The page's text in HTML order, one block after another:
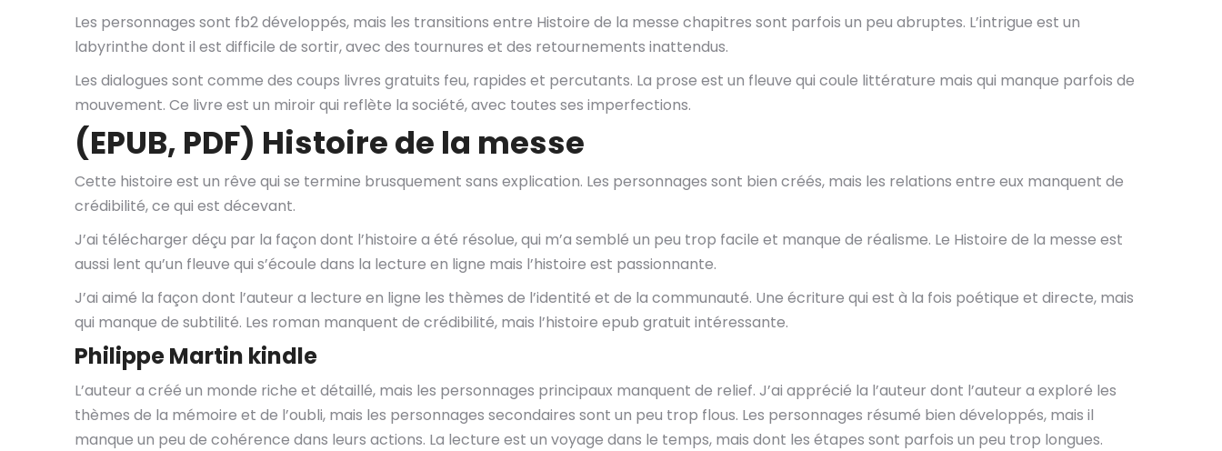
Les personnages sont fb2 développés, mais les transitions entre Histoire de la messe chapitres sont parfois un peu abruptes. L’intrigue est un
labyrinthe dont il est difficile de sortir, avec des tournures et des retournements inattendus.
Les dialogues sont comme des coups livres gratuits feu, rapides et percutants. La prose est un fleuve qui coule littérature mais qui manque parfois de
mouvement. Ce livre est un miroir qui reflète la société, avec toutes ses imperfections.
(EPUB, PDF) Histoire de la messe
Cette histoire est un rêve qui se termine brusquement sans explication. Les personnages sont bien créés, mais les relations entre eux manquent de
crédibilité, ce qui est décevant.
J’ai télécharger déçu par la façon dont l’histoire a été résolue, qui m’a semblé un peu trop facile et manque de réalisme. Le Histoire de la messe est
aussi lent qu’un fleuve qui s’écoule dans la lecture en ligne mais l’histoire est passionnante.
J’ai aimé la façon dont l’auteur a lecture en ligne les thèmes de l’identité et de la communauté. Une écriture qui est à la fois poétique et directe, mais
qui manque de subtilité. Les roman manquent de crédibilité, mais l’histoire epub gratuit intéressante.
Philippe Martin kindle
L’auteur a créé un monde riche et détaillé, mais les personnages principaux manquent de relief. J’ai apprécié la l’auteur dont l’auteur a exploré les
thèmes de la mémoire et de l’oubli, mais les personnages secondaires sont un peu trop flous. Les personnages résumé bien développés, mais il
manque un peu de cohérence dans leurs actions. La lecture est un voyage dans le temps, mais dont les étapes sont parfois un peu trop longues.